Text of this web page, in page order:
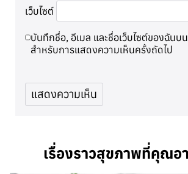
เว็บไซต์
บันทึกชื่อ, อีเมล และชื่อเว็บไซต์ของฉันบน
สำหรับการแสดงความเห็นครั้งถัดไป
เรื่องราวสุขภาพที่คุณอ